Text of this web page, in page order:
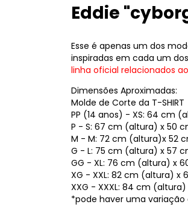
Eddie
Esse é apenas um dos
inspiradas em cada um
linha oficial relacionados
Dimensões Aproximadas:
Molde de Corte da T-SHIRT
PP (14 anos) - XS: 64 cm
P - S: 67 cm (altura) x 50
M - M: 72 cm (altura)x 52
G - L: 75 cm (altura) x 57
GG - XL: 76 cm (altura) x
XG - XXL: 82 cm (altura) x
XXG - XXXL: 84 cm
*pode haver uma variação